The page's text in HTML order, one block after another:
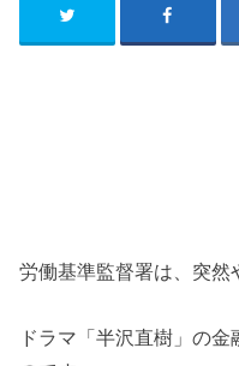
労働基準監督署は、突然
ドラマ「半沢直樹」の